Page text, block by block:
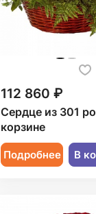
112 860 ₽
Сердце из 301
корзине
Подробнее В